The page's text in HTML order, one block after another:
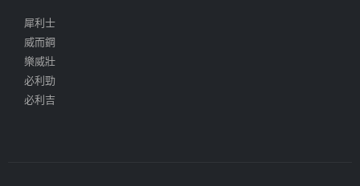
犀利士
威而鋼
樂威壯
必利勁
必利吉